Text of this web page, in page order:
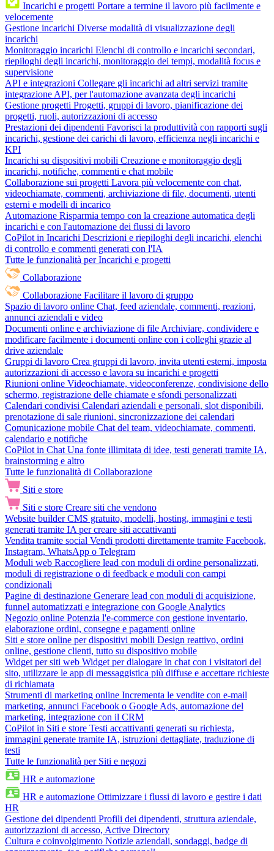
Incarichi e progetti Portare a termine il lavoro più facilmente e
velocemente
Gestione incarichi Diverse modalità di visualizzazione degli
incarichi
Monitoraggio incarichi Elenchi di controllo e incarichi secondari,
riepiloghi degli incarichi, monitoraggio dei tempi, modalità focus e
supervisione
API e integrazioni Collegare gli incarichi ad altri servizi tramite
integrazione API, per l'automazione avanzata degli incarichi
Gestione progetti Progetti, gruppi di lavoro, pianificazione dei
progetti, ruoli, autorizzazioni di accesso
Prestazioni dei dipendenti Favorisci la produttività con rapporti sugli
incarichi, gestione dei carichi di lavoro, efficienza negli incarichi e
KPI
Incarichi su dispositivi mobili Creazione e monitoraggio degli
incarichi, notifiche, commenti e chat mobile
Collaborazione sui progetti Lavora più velocemente con chat,
videochiamate, commenti, archiviazione di file, documenti, utenti
esterni e modelli di incarico
Automazione Risparmia tempo con la creazione automatica degli
incarichi e con l'automazione dei flussi di lavoro
CoPilot in Incarichi Descrizioni e riepiloghi degli incarichi, elenchi
di controllo e commenti generati con l'IA
Tutte le funzionalità per Incarichi e progetti
Collaborazione
Collaborazione Facilitare il lavoro di gruppo
Spazio di lavoro online Chat, feed aziendale, commenti, reazioni,
annunci aziendali e video
Documenti online e archiviazione di file Archiviare, condividere e
modificare facilmente i documenti online con i colleghi grazie al
drive aziendale
Gruppi di lavoro Crea gruppi di lavoro, invita utenti esterni, imposta
autorizzazioni di accesso e lavora su incarichi e progetti
Riunioni online Videochiamate, videoconferenze, condivisione dello
schermo, registrazione delle chiamate e sfondi personalizzati
Calendari condivisi Calendari aziendali e personali, slot disponibili,
prenotazione di sale riunioni, sincronizzazione dei calendari
Comunicazione mobile Chat del team, videochiamate, commenti,
calendario e notifiche
CoPilot in Chat Una fonte illimitata di idee, testi generati tramite IA,
brainstorming e altro
Tutte le funzionalità di Collaborazione
Siti e store
Siti e store Creare siti che vendono
Website builder CMS gratuito, modelli, hosting, immagini e testi
generati tramite IA per creare siti accattivanti
Vendita tramite social Vendi prodotti direttamente tramite Facebook,
Instagram, WhatsApp o Telegram
Moduli web Raccogliere lead con moduli di ordine personalizzati,
moduli di registrazione o di feedback e moduli con campi
condizionali
Pagine di destinazione Generare lead con moduli di acquisizione,
funnel automatizzati e integrazione con Google Analytics
Negozio online Potenzia l'e-commerce con gestione inventario,
elaborazione ordini, consegne e pagamenti online
Siti e store online per dispositivi mobili Design reattivo, ordini
online, gestione clienti, tutto su dispositivo mobile
Widget per siti web Widget per dialogare in chat con i visitatori del
sito, utilizzare le app di messaggistica più diffuse e accettare richieste
di richiamata
Strumenti di marketing online Incrementa le vendite con e-mail
marketing, annunci Facebook o Google Ads, automazione del
marketing, integrazione con il CRM
CoPilot in Siti e store Testi accattivanti generati su richiesta,
immagini generate tramite IA, istruzioni dettagliate, traduzione di
testi
Tutte le funzionalità per Siti e negozi
HR e automazione
HR e automazione Ottimizzare i flussi di lavoro e gestire i dati
HR
Gestione dei dipendenti Profili dei dipendenti, struttura aziendale,
autorizzazioni di accesso, Active Directory
Cultura e coinvolgimento Notizie aziendali, sondaggi, badge di